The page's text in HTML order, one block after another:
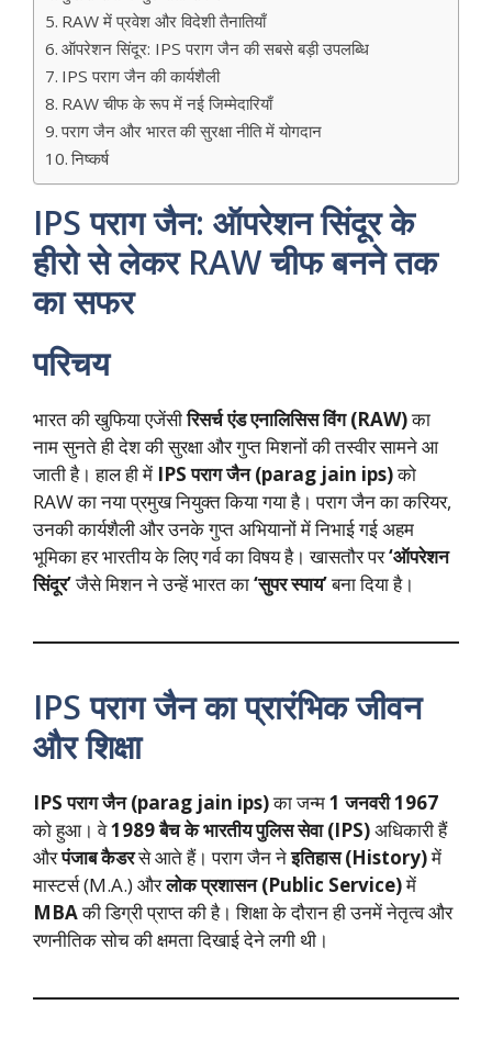
RAW में प्रवेश और विदेशी तैनातियाँ
ऑपरेशन सिंदूर: IPS पराग जैन की सबसे बड़ी उपलब्धि
IPS पराग जैन की कार्यशैली
RAW चीफ के रूप में नई जिम्मेदारियाँ
पराग जैन और भारत की सुरक्षा नीति में योगदान
निष्कर्ष
IPS पराग जैन: ऑपरेशन सिंदूर के
हीरो से लेकर RAW चीफ बनने तक
का सफर
परिचय
भारत की खुफिया एजेंसीरिसर्च एंड एनालिसिस विंग (RAW)का
नाम सुनते ही देश की सुरक्षा और गुप्त मिशनों की तस्वीर सामने आ
जाती है। हाल ही में IPS पराग जैन (parag jain ips)को
RAW का नया प्रमुख नियुक्त किया गया है। पराग जैन का करियर,
उनकी कार्यशैली और उनके गुप्त अभियानों में निभाई गई अहम
भूमिका हर भारतीय के लिए गर्व का विषय है। खासतौर पर‘ऑपरेशन
सिंदूर’जैसे मिशन ने उन्हें भारत का‘सुपर स्पाय’बना दिया है।
IPS पराग जैन का प्रारंभिक जीवन
और शिक्षा
IPS पराग जैन (parag jain ips)का जन्म1 जनवरी 1967
को हुआ। वे1989 बैच के भारतीय पुलिस सेवा (IPS)अधिकारी हैं
औरपंजाब कैडरसे आते हैं। पराग जैन नेइतिहास (History)में
मास्टर्स (M.A.) औरलोक प्रशासन (Public Service)में
MBAकी डिग्री प्राप्त की है। शिक्षा के दौरान ही उनमें नेतृत्व और
रणनीतिक सोच की क्षमता दिखाई देने लगी थी।